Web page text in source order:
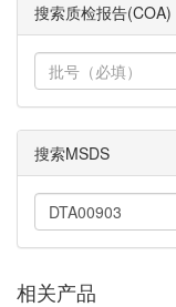
搜索质检报告(COA)
搜索MSDS
相关产品